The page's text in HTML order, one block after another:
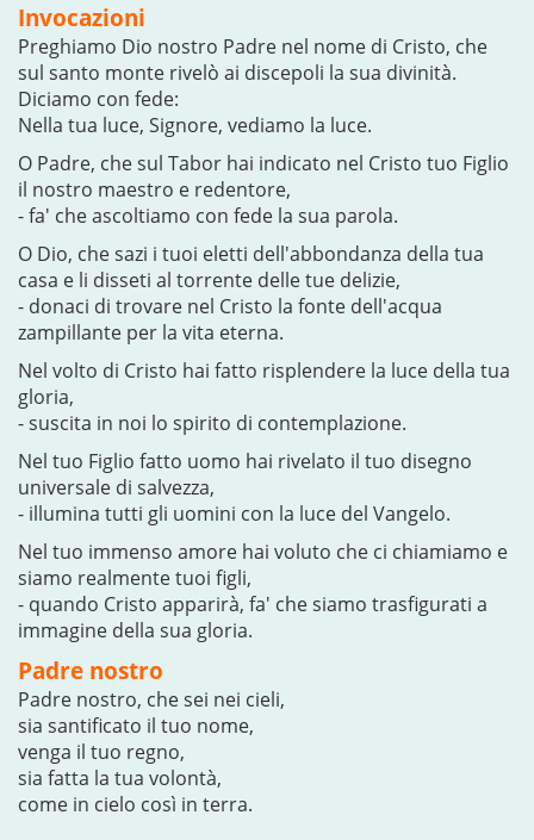
Invocazioni
Preghiamo Dio nostro Padre nel nome di Cristo, che
sul santo monte rivelò ai discepoli la sua divinità.
Diciamo con fede:
Nella tua luce, Signore, vediamo la luce.
O Padre, che sul Tabor hai indicato nel Cristo tuo Figlio
il nostro maestro e redentore,
- fa' che ascoltiamo con fede la sua parola.
O Dio, che sazi i tuoi eletti dell'abbondanza della tua
casa e li disseti al torrente delle tue delizie,
- donaci di trovare nel Cristo la fonte dell'acqua
zampillante per la vita eterna.
Nel volto di Cristo hai fatto risplendere la luce della tua
gloria,
- suscita in noi lo spirito di contemplazione.
Nel tuo Figlio fatto uomo hai rivelato il tuo disegno
universale di salvezza,
- illumina tutti gli uomini con la luce del Vangelo.
Nel tuo immenso amore hai voluto che ci chiamiamo e
siamo realmente tuoi figli,
- quando Cristo apparirà, fa' che siamo trasfigurati a
immagine della sua gloria.
Padre nostro
Padre nostro, che sei nei cieli,
sia santificato il tuo nome,
venga il tuo regno,
sia fatta la tua volontà,
come in cielo così in terra.